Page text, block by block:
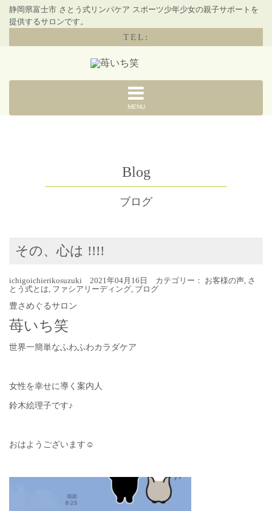
静岡県富士市 さとう式リンパケア スポーツ少年少女の親子サポートを
提供するサロンです。
TEL:
MENU
Blog
ブログ
その、心は !!!!
ichigoichierikosuzuki 2021年04月16日 カテゴリー： お客様の声, さ
とう式とは, ファシアリーディング, ブログ
豊さめぐるサロン
苺いち笑
世界一簡単なふわふわカラダケア
女性を幸せに導く案内人
鈴木絵理子です♪
おはようございます☺︎